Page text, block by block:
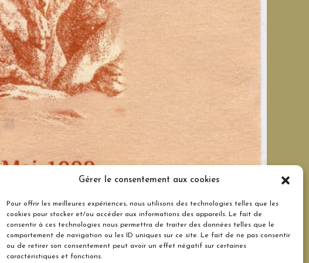
Gérer le consentement aux cookies
Pour offrir les meilleures expériences, nous utilisons des technologies telles que les
cookies pour stocker et/ou accéder aux informations des appareils. Le fait de
consentir à ces technologies nous permettra de traiter des données telles que le
comportement de navigation ou les ID uniques sur ce site. Le fait de ne pas consentir
ou de retirer son consentement peut avoir un effet négatif sur certaines
caractéristiques et fonctions.